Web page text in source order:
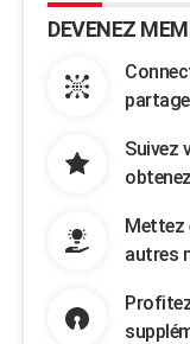
DEVENEZ
Suivez
Mettez
autres